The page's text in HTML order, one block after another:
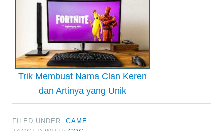
Trik Membuat Nama Clan Keren
dan Artinya yang Unik
FILED UNDER:GAME